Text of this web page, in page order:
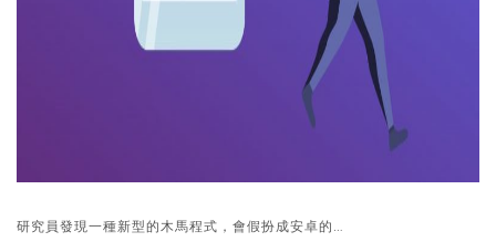
研究員發現一種新型的木馬程式，會假扮成安卓的…